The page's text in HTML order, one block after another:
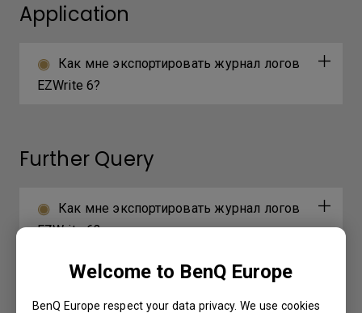
Welcome to BenQ Europe
BenQ Europe respect your data privacy. We use cookies
Application
Как мне экспортировать журнал логов
EZWrite 6?
Further Query
Как мне экспортировать журнал логов
EZWrite 6?